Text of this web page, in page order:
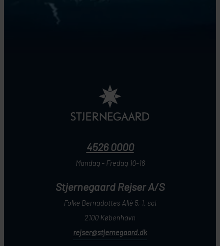
4526 0000
Mandag - Fredag 10-16
Stjernegaard Rejser A/S
Folke Bernadottes Allé 5, 1. sal
2100 København
rejser@stjernegaard.dk